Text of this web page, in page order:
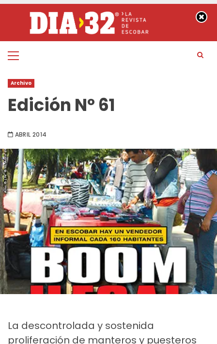
contenido
Menú
Archivo
Edición Nº 61
ABRIL 2014
La descontrolada y sostenida
proliferación de manteros y puesteros